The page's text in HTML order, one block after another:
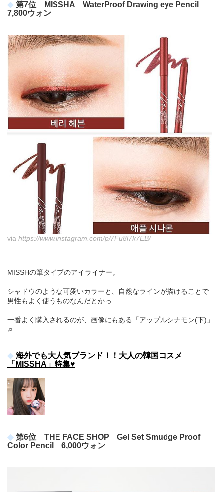
第7位 MISSHA WaterProof Drawing eye Pencil
7,800ウォン
via https://www.instagram.com/p/7Fu8l7k7EB/
MISSHの筆タイプのアイライナー。
シャドウのような可愛いカラーと、自然なラインが描けることで
男性もよく使うものなんだとかっ
一番よく購入されるのが、画像にもある「アップルシナモン(下)」
♬
海外でも大人気ブランド！！大人の韓国コスメ
「MISSHA」特集♥
第6位 THE FACE SHOP Gel Set Smudge Proof
Color Pencil 6,000ウォン